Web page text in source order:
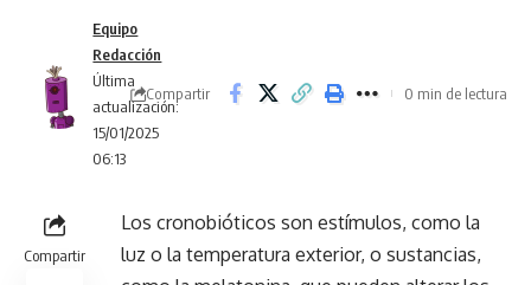
Última
actualización:
15/01/2025
06:13
Equipo
Redacción
Compartir 0 min de lectura
Compartir
Los cronobióticos son estímulos, como la
luz o la temperatura exterior, o sustancias,